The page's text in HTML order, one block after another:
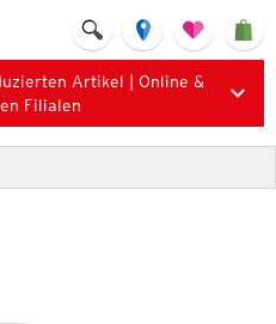
Artikel | Online &
Filialen